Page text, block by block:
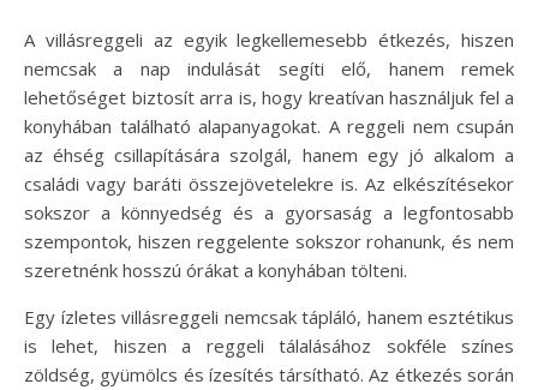
A villásreggeli az egyik legkellemesebb étkezés, hiszen
nemcsak a nap indulását segíti elő, hanem remek
lehetőséget biztosít arra is, hogy kreatívan használjuk fel a
konyhában található alapanyagokat. A reggeli nem csupán
az éhség csillapítására szolgál, hanem egy jó alkalom a
családi vagy baráti összejövetelekre is. Az elkészítésekor
sokszor a könnyedség és a gyorsaság a legfontosabb
szempontok, hiszen reggelente sokszor rohanunk, és nem
szeretnénk hosszú órákat a konyhában tölteni.
Egy ízletes villásreggeli nemcsak tápláló, hanem esztétikus
is lehet, hiszen a reggeli tálalásához sokféle színes
zöldség, gyümölcs és ízesítés társítható. Az étkezés során